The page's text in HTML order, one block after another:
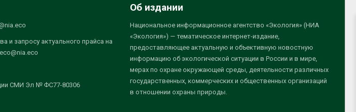
и запросу актуального прайса на
СМИ Эл № ФС77-80306
Об издании
Национальное информационное агентство «Экология» (НИА
«Экология») — тематическое интернет-издание,
предоставляющее актуальную и объективную новостную
информацию об экологической ситуации в России и в мире,
мерах по охране окружающей среды, деятельности различных
государственных, коммерческих и общественных организаций
в отношении охраны природы.